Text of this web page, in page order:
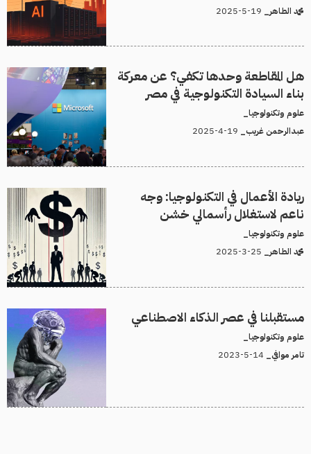
محمد الطاهر_
هل المقاطعة وحدها تكفي؟ عن معركة
بناء السيادة التكنولوجية في مصر
علوم وتكنولوجيا_
عبدالرحمن غريب_
ريادة الأعمال في التكنولوجيا: وجه
ناعم لاستغلال رأسمالي خشن
علوم وتكنولوجيا_
محمد الطاهر_
مستقبلنا في عصر الذكاء الاصطناعي
علوم وتكنولوجيا_
تامر موافي_